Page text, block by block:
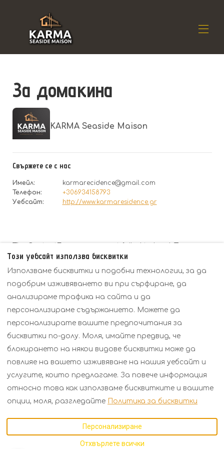
Резиденция
Местоположение
Отзиви ▾
За домакина
KARMA Seaside Maison
Свържете се с нас
Имейл:
karmarecidence@gmail.com
Телефон:
+306934158793
Уебсайт: http://www.karmaresidence.gr
The ContactForm component failed to load. Try
refreshing the page.
Политики Преглед
Bulgarian EUR +30 6934158793
Kavalas 2, Porto Fino,
Thessaloniki, Гърция
Имейл:
karmarecidence@gmail.
© 2026 KARMA Seaside
запазени- Задвижвано
от Lodgify
Този уебсайт използва бисквитки
Използваме бисквитки и подобни технологии, за да
подобрим изживяването ви при сърфиране, да
анализираме трафика на сайта и да
персонализираме съдържанието. Можете да
персонализирате вашите предпочитания за
бисквитки по-долу. Моля, имайте предвид, че
блокирането на някои видове бисквитки може да
повлияе на вашето изживяване на нашия уебсайт и
услугите, които предлагаме. За повече информация
относно това как използваме бисквитките и вашите
опции, моля, разгледайте Политика за бисквитки
Персонализиране
Отхвърлете всички